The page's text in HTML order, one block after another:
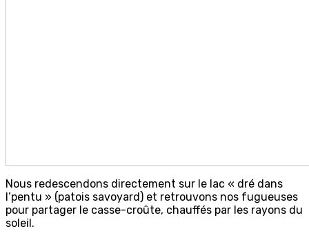
Nous redescendons directement sur le lac « dré dans
l’pentu » (patois savoyard) et retrouvons nos fugueuses
pour partager le casse-croûte, chauffés par les rayons du
soleil.